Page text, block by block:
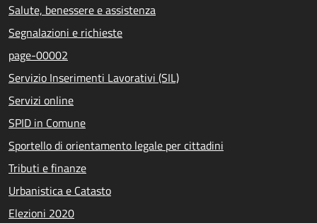
Salute, benessere e assistenza
Segnalazioni e richieste
page-00002
Servizio Inserimenti Lavorativi (SIL)
Servizi online
SPID in Comune
Sportello di orientamento legale per cittadini
Tributi e finanze
Urbanistica e Catasto
Elezioni 2020